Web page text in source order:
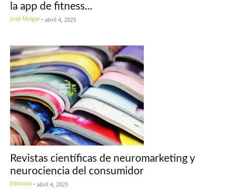
la app de fitness...
José Melgar - abril 4, 2025
Revistas científicas de neuromarketing y
neurociencia del consumidor
Editorial - abril 4, 2025